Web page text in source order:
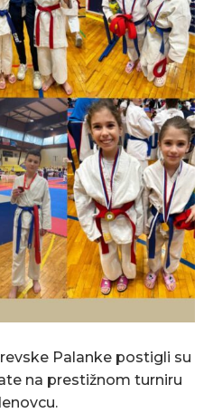
Palanke postigli su
na prestižnom turniru